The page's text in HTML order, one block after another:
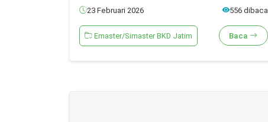
23 Februari 2026 556 dibaca
Emaster/Simaster BKD Jatim Baca